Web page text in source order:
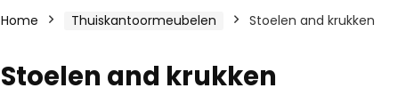
Home Thuiskantoormeubelen Stoelen and krukken
Stoelen and krukken